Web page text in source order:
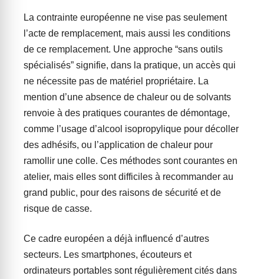
La contrainte européenne ne vise pas seulement
l’acte de remplacement, mais aussi les conditions
de ce remplacement. Une approche “sans outils
spécialisés” signifie, dans la pratique, un accès qui
ne nécessite pas de matériel propriétaire. La
mention d’une absence de chaleur ou de solvants
renvoie à des pratiques courantes de démontage,
comme l’usage d’alcool isopropylique pour décoller
des adhésifs, ou l’application de chaleur pour
ramollir une colle. Ces méthodes sont courantes en
atelier, mais elles sont difficiles à recommander au
grand public, pour des raisons de sécurité et de
risque de casse.
Ce cadre européen a déjà influencé d’autres
secteurs. Les smartphones, écouteurs et
ordinateurs portables sont régulièrement cités dans